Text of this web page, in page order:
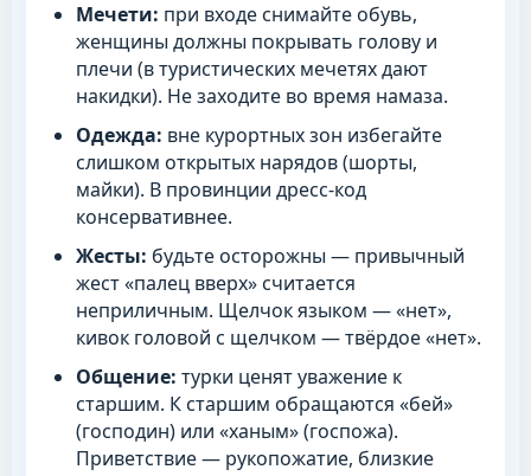
Мечети: при входе снимайте обувь,
женщины должны покрывать голову и
плечи (в туристических мечетях дают
накидки). Не заходите во время намаза.
Одежда: вне курортных зон избегайте
слишком открытых нарядов (шорты,
майки). В провинции дресс-код
консервативнее.
Жесты: будьте осторожны — привычный
жест «палец вверх» считается
неприличным. Щелчок языком — «нет»,
кивок головой с щелчком — твёрдое «нет».
Общение: турки ценят уважение к
старшим. К старшим обращаются «бей»
(господин) или «ханым» (госпожа).
Приветствие — рукопожатие, близкие